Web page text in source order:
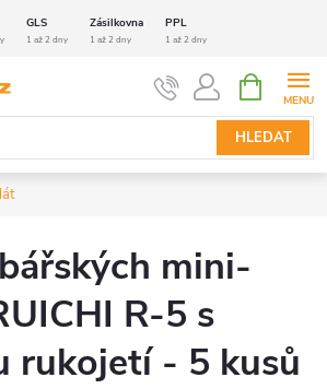
GLS Zásilkovna PPL
1 až 2 dny 1 až 2 dny 1 až 2 dny
HLEDAT
NÁKUPNÍ
KOŠÍK
mini-
R-5 s
rukojetí - 5 kusů